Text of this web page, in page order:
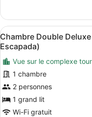
Garden
and
Bathtub
Escapada)
le
type
de
chambre
Suite
Junior
(Private
Garden
and
Bathtub
Escapada)
Afficher
toutes
les
photos
pour
ce
type
de
9
Chambre Double
Escapada)
Vue sur le complexe
1 chambre
2 personnes
1 grand lit
Wi-Fi gratuit